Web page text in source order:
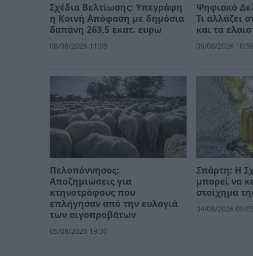
Σχέδια Βελτίωσης: Υπεγράφη
η Κοινή Απόφαση με δημόσια
δαπάνη 263,5 εκατ. ευρώ
08/08/2026 11:09
Ψηφιακό
Τι αλλάζει
και τα
06/08/2026 10:58
Πελοπόννησος:
Αποζημιώσεις για
κτηνοτρόφους που
επλήγησαν από την ευλογιά
των αιγοπροβάτων
05/08/2026 19:30
Σπάρτη: Η
μπορεί να
στοίχημα
04/08/2026 09:05